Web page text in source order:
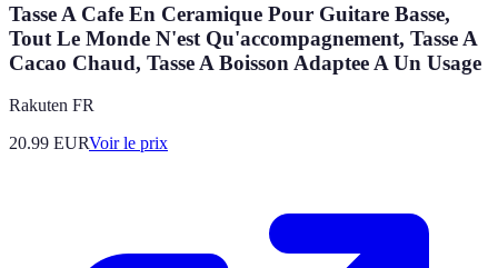
Tasse A Cafe En Ceramique Pour Guitare Basse,
Tout Le Monde N'est Qu'accompagnement, Tasse A
Cacao Chaud, Tasse A Boisson Adaptee A Un Usage
Rakuten FR
20.99 EURVoir le prix